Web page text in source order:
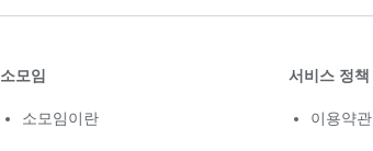
소모임
소모임이란
서비스 정책
이용약관